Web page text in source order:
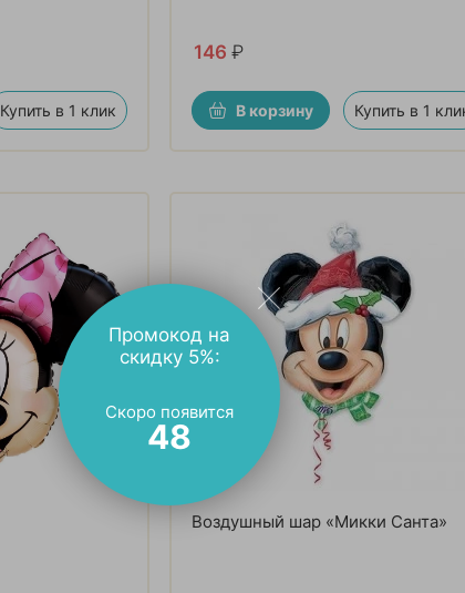
Купить в 1 клик
146 ₽
В корзину Купить в 1
Воздушный шар «Микки Санта»
Промокод на
скидку 5%:
Скоро появится
47